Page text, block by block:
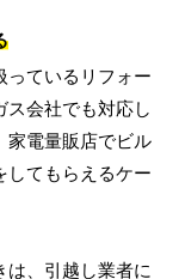
っているリフォー
ス会社でも対応し
家電量販店でビル
してもらえるケー
は、引越し業者に